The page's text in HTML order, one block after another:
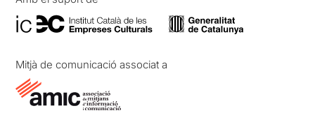
Mitjà de comunicació associat a